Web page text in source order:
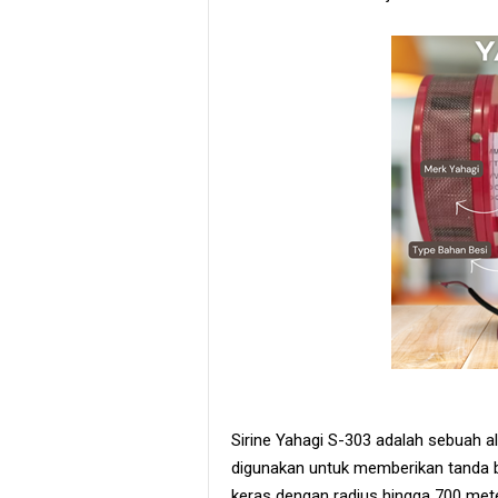
Sirine Yahagi S-303 adalah sebuah
digunakan untuk memberikan tanda